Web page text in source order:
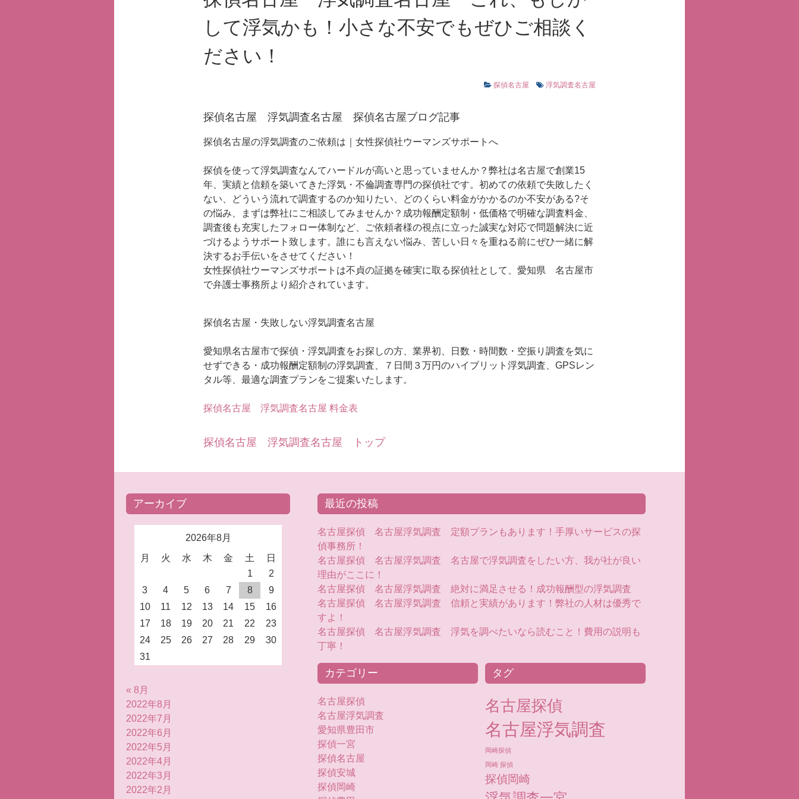
して浮気かも！小さな不安でもぜひご相談く
ださい！
探偵名古屋 浮気調査名古屋
探偵名古屋 浮気調査名古屋 探偵名古屋ブログ記事
探偵名古屋の浮気調査のご依頼は｜女性探偵社ウーマンズサポートへ
探偵を使って浮気調査なんてハードルが高いと思っていませんか？弊社は名古屋で創業15
年、実績と信頼を築いてきた浮気・不倫調査専門の探偵社です。初めての依頼で失敗したく
ない、どういう流れで調査するのか知りたい、どのくらい料金がかかるのか不安がある?そ
の悩み、まずは弊社にご相談してみませんか？成功報酬定額制・低価格で明確な調査料金、
調査後も充実したフォロー体制など、ご依頼者様の視点に立った誠実な対応で問題解決に近
づけるようサポート致します。誰にも言えない悩み、苦しい日々を重ねる前にぜひ一緒に解
決するお手伝いをさせてください！
女性探偵社ウーマンズサポートは不貞の証拠を確実に取る探偵社として、愛知県 名古屋市
で弁護士事務所より紹介されています。
探偵名古屋・失敗しない浮気調査名古屋
愛知県名古屋市で探偵・浮気調査をお探しの方、業界初、日数・時間数・空振り調査を気に
せずできる・成功報酬定額制の浮気調査、７日間３万円のハイブリット浮気調査、GPSレン
タル等、最適な調査プランをご提案いたします。
探偵名古屋 浮気調査名古屋 料金表
探偵名古屋 浮気調査名古屋 トップ
アーカイブ
2026年8月
月
火 水 木 金 土
日
1
2
3
4 5 6 7 8
9
10
11 12 13 14 15
16
17
18 19 20 21 22
23
24
25 26 27 28 29
30
31
« 8月
2022年8月
2022年7月
2022年6月
2022年5月
2022年4月
2022年3月
2022年2月
最近の投稿
名古屋探偵 名古屋浮気調査 定額プランもあります！手厚いサービスの探
偵事務所！
名古屋探偵 名古屋浮気調査 名古屋で浮気調査をしたい方、我が社が良い
理由がここに！
名古屋探偵 名古屋浮気調査 絶対に満足させる！成功報酬型の浮気調査
名古屋探偵 名古屋浮気調査 信頼と実績があります！弊社の人材は優秀で
すよ！
名古屋探偵 名古屋浮気調査 浮気を調べたいなら読むこと！費用の説明も
丁寧！
カテゴリー
名古屋探偵
名古屋浮気調査
愛知県豊田市
探偵一宮
探偵名古屋
探偵安城
探偵岡崎
タグ
名古屋探偵
名古屋浮気調査
岡崎探偵
岡崎 探偵
探偵岡崎